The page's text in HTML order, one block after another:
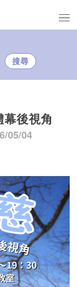
搜尋
後視角
05/04